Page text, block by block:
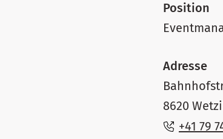
Position
Adresse
8620
+41 79